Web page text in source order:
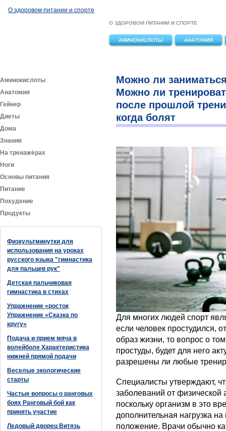
О здоровом питании и спорте
О ЗДОРОВОМ ПИТАНИИ И СПОРТЕ
АМИНОКИСЛОТЫ АНАТОМИЯ
Аминокислоты
Анатомия
Гейнер
Диеты
Дома
Знания
На тренажёрах
Ноги
Основы питания
Питание
Похудение
Продукты
Физкультминутки для
использования на уроках
русского языка "гимнастика
для пальцев рук"
Детская пальчиковая
гимнастика в стихах
Упражнение «росток
Упражнение «Сказка по
кругу»
Подача и прием мяча в
волейболе Характеристика
нижней прямой подачи
Веселые экологические
старты
Частые вопросы о ранговых
боях Ранговый бой как
принять участие
Ледовый дворец Витязь
Можно ли
Можно ли
после прошлой
когда болят
Для многих людей спорт
если человек простудился,
образ жизни, то вопрос о
простуды, будет для него
разрешены ли любые
Специалисты утверждают,
заболеваний от физической
поскольку организм в это
дополнительная нагрузка
положение. Врачи обычно